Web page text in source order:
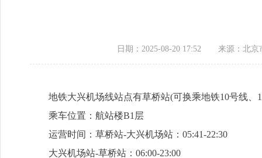
日期：2025-08-20 17:52 来源：​北京
地铁大兴机场线站点有草桥站(可换乘地铁10号线、
乘车位置：航站楼B1层
运营时间：草桥站-大兴机场站：05:41-22:30
大兴机场站-草桥站：06:00-23:00